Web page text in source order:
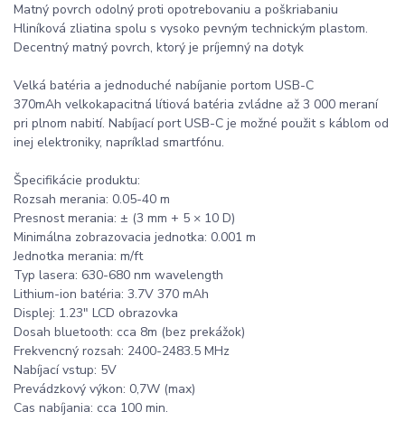
Matný povrch odolný proti opotrebovaniu a poškriabaniu
Hliníková zliatina spolu s vysoko pevným technickým plastom.
Decentný matný povrch, ktorý je príjemný na dotyk
Velká batéria a jednoduché nabíjanie portom USB-C
370mAh velkokapacitná lítiová batéria zvládne až 3 000 meraní
pri plnom nabití. Nabíjací port USB-C je možné použit s káblom od
inej elektroniky, napríklad smartfónu.
Špecifikácie produktu:
Rozsah merania: 0.05-40 m
Presnost merania: ± (3 mm + 5 × 10 D)
Minimálna zobrazovacia jednotka: 0.001 m
Jednotka merania: m/ft
Typ lasera: 630-680 nm wavelength
Lithium-ion batéria: 3.7V 370 mAh
Displej: 1.23" LCD obrazovka
Dosah bluetooth: cca 8m (bez prekážok)
Frekvencný rozsah: 2400-2483.5 MHz
Nabíjací vstup: 5V
Prevádzkový výkon: 0,7W (max)
Cas nabíjania: cca 100 min.